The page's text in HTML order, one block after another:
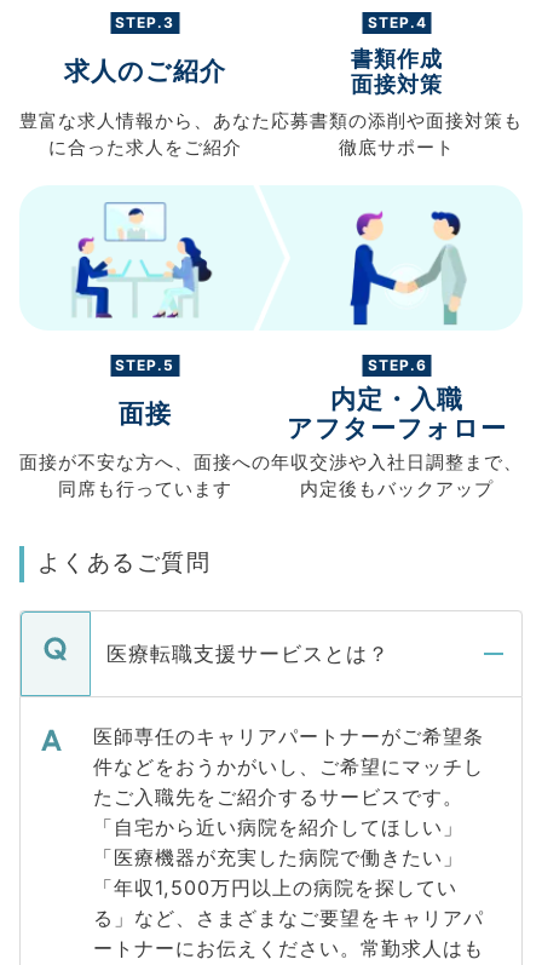
STEP.3
求人のご紹介
豊富な求人情報から、 あなた
に合った求人を ご紹介
STEP.4
書類作成
面接対策
応募書類の添削や面接対策も
徹底サポート
STEP.5
面接
面接が不安な方へ、 面接への
同席も行っています
STEP.6
内定・入職
アフターフォロー
年収交渉や入社日調整まで、
内定後もバックアップ
よくあるご質問
医療転職支援サービスとは？
医師専任のキャリアパートナーがご希望条
件などをおうかがいし、ご希望にマッチし
たご入職先をご紹介するサービスです。
「自宅から近い病院を紹介してほしい」
「医療機器が充実した病院で働きたい」
「年収1,500万円以上の病院を探してい
る」など、さまざまなご要望をキャリアパ
ートナーにお伝えください。常勤求人はも